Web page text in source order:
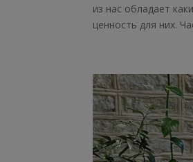
из нас обладает
ценность для них.